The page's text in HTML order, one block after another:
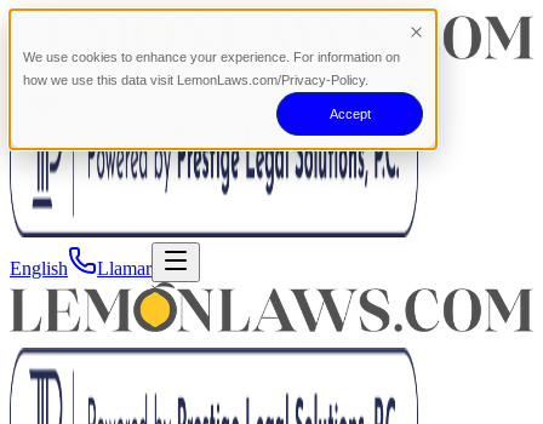
We use cookies to enhance your experience. For information on
how we use this data visit LemonLaws.com/Privacy-Policy.
Accept
English Llamar